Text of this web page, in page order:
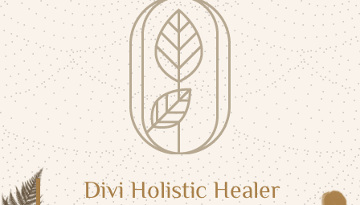
Divi Holistic Healer